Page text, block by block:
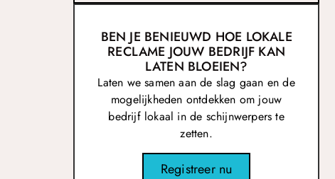
BEN JE BENIEUWD HOE LOKALE
RECLAME JOUW BEDRIJF KAN
LATEN BLOEIEN?
Laten we samen aan de slag gaan en de
mogelijkheden ontdekken om jouw
bedrijf lokaal in de schijnwerpers te
zetten.
Registreer nu